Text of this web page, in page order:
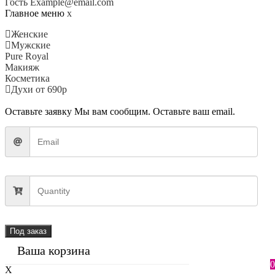
Главное меню x
Женские
Мужские
Pure Royal
Макияж
Косметика
Духи от 690р
Оставьте заявку Мы вам сообщим. Оставьте ваш email.
Под заказ
0
Ваша корзина
X